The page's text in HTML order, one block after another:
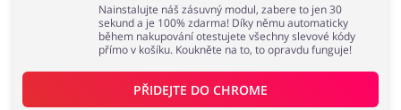
Dárky a gadgety Sport a hobby
Nainstalujte náš zásuvný modul, zabere to jen 30
sekund a je 100% zdarma! Díky němu automaticky
během nakupování otestujete všechny slevové kódy
přímo v košíku. Koukněte na to, to opravdu funguje!
PŘIDEJTE DO CHROME